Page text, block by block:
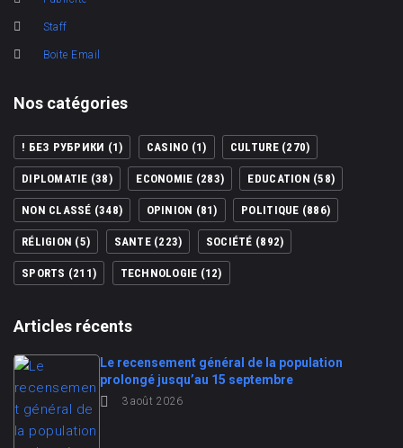
Staff
Boite Email
Nos catégories
! БЕЗ РУБРИКИ (1) CASINO (1) CULTURE(270)
DIPLOMATIE (38) ECONOMIE (283) EDUCATION (58)
NON CLASSÉ (348) OPINION (81) POLITIQUE (886)
RÉLIGION (5) SANTE(223) SOCIÉTÉ (892)
SPORTS (211) TECHNOLOGIE (12)
Articles récents
Le recensement général de la population
prolongé jusqu’au 15 septembre
3 août 2026